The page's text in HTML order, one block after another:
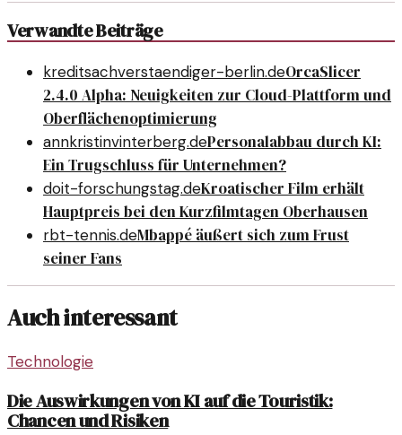
Verwandte Beiträge
kreditsachverstaendiger-berlin.deOrcaSlicer
2.4.0 Alpha: Neuigkeiten zur Cloud-Plattform und
Oberflächenoptimierung
annkristinvinterberg.dePersonalabbau durch KI:
Ein Trugschluss für Unternehmen?
doit-forschungstag.deKroatischer Film erhält
Hauptpreis bei den Kurzfilmtagen Oberhausen
rbt-tennis.deMbappé äußert sich zum Frust
seiner Fans
Auch interessant
Technologie
Die Auswirkungen von KI auf die Touristik:
Chancen und Risiken